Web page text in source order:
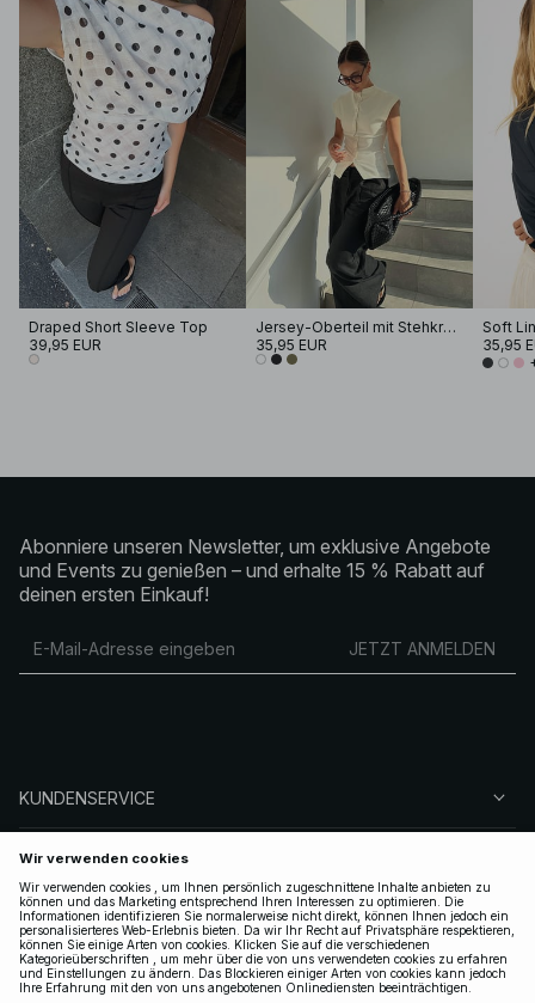
Draped Short Sleeve Top
39,95 EUR
Jersey-Oberteil mit Stehkragen
35,95 EUR
35,95
Abonniere unseren Newsletter, um exklusive Angebote
und Events zu genießen – und erhalte 15 % Rabatt auf
deinen ersten Einkauf!
JETZT ANMELDEN
KUNDENSERVICE
ÜBER NA-KD
FOLGEN SIE UNS
LEGAL